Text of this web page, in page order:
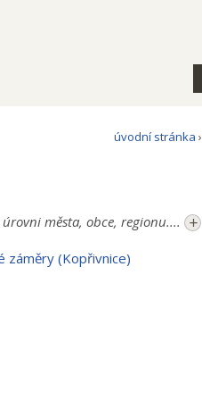
úvodní stránka ›
města, obce, regionu.... +
záměry (Kopřivnice)